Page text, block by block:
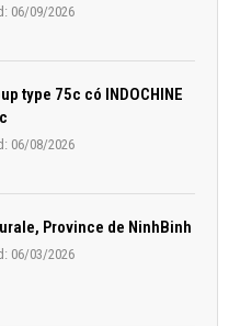
06/09/2026
type 75c có INDOCHINE
06/08/2026
Province de NinhBinh
06/03/2026